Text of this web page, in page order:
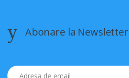
Abonare la Newsletter
Adresa de email